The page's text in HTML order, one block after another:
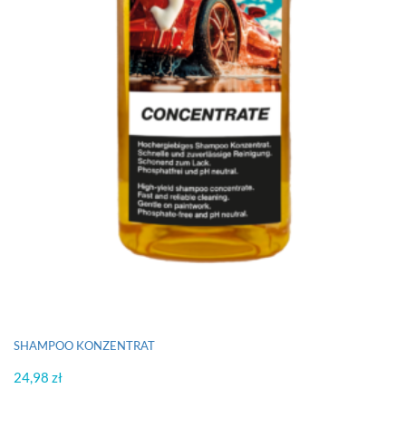
SHAMPOO KONZENTRAT
24,98 zł